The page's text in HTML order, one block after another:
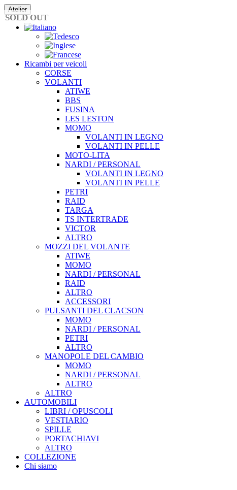
Vai
al
contenuto
Atelier
Ricambi per veicoli
CORSE
VOLANTI
ATIWE
BBS
FUSINA
LES LESTON
MOMO
VOLANTI IN LEGNO
VOLANTI IN PELLE
MOTO-LITA
NARDI / PERSONAL
VOLANTI IN LEGNO
VOLANTI IN PELLE
PETRI
RAID
TARGA
TS INTERTRADE
VICTOR
ALTRO
MOZZI DEL VOLANTE
ATIWE
MOMO
NARDI / PERSONAL
RAID
ALTRO
ACCESSORI
PULSANTI DEL CLACSON
MOMO
NARDI / PERSONAL
PETRI
ALTRO
MANOPOLE DEL CAMBIO
MOMO
NARDI / PERSONAL
ALTRO
ALTRO
AUTOMOBILI
LIBRI / OPUSCOLI
VESTIARIO
SPILLE
PORTACHIAVI
ALTRO
COLLEZIONE
Chi siamo
SOLD OUT